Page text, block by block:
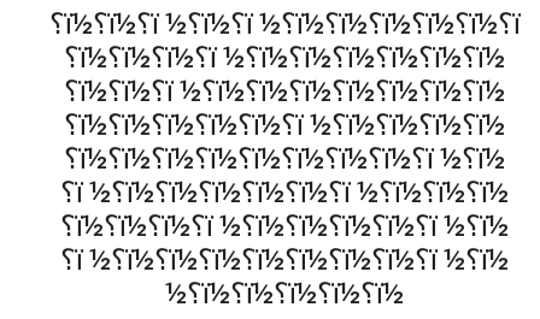
ï؟½ï؟½ï؟½ï؟½ï؟½ï؟½ ï؟½ï؟½ ï؟½ï؟½ï؟
½ï؟½ï؟½ï؟½ï؟½ï؟½ï؟½ ï؟½ï؟½ï؟½ï؟
½ï؟½ï؟½ï؟½ï؟½ï؟½ï؟½ï؟½ ï؟½ï؟½ï؟
½ï؟½ï؟½ï؟½ï؟½ ï؟½ï؟½ï؟½ï؟½ï؟½ï؟
½ï؟½ ï؟½ï؟½ï؟½ï؟½ï؟½ï؟½ï؟½ï؟½ï؟
½ï؟½ï؟½ï؟½ ï؟½ï؟½ï؟½ï؟½ï؟½ï؟½ ï؟
½ï؟½ ï؟½ï؟½ï؟½ï؟½ï؟½ ï؟½ï؟½ï؟½ï؟
½ï؟½ ï؟½ï؟½ï؟½ï؟½ï؟½ï؟½ï؟½ï؟½ ï؟
½ï؟½ï؟½ï؟½ï؟½ï؟½